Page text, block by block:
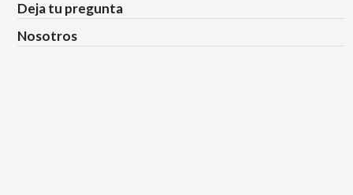
Deja tu pregunta
Nosotros